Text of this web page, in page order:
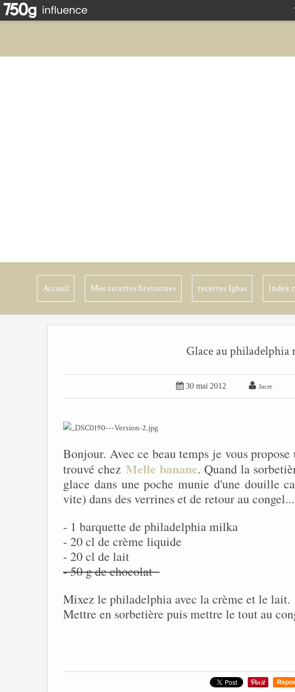
Accueil Mes recettes bretonnes recettes Igbas Index
Glace au philadelphia
 30 mai 2012  Jacre
Bonjour. Avec ce beau temps je vous
trouvé chezMelle banane. Quand la
glace dans une poche munie d'une douille
vite) dans des verrines et de retour au congel...
- 1 barquette de philadelphia milka
- 20 cl de crème liquide
- 20 cl de lait
- 50 g de chocolat
Mixez le philadelphia avec la crème et le lait.
Mettre en sorbetière puis mettre le tout au